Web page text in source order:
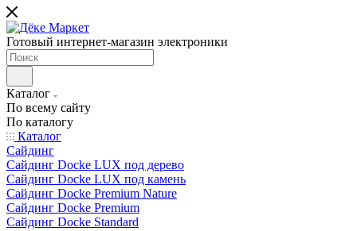
Готовый интернет-магазин электроники
Каталог
По всему сайту
По каталогу
Каталог
Сайдинг
Сайдинг Docke LUX под дерево
Сайдинг Docke LUX под камень
Сайдинг Docke Premium Nature
Сайдинг Docke Premium
Сайдинг Docke Standard